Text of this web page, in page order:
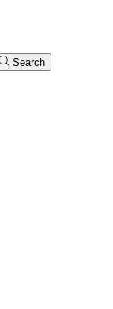
Search